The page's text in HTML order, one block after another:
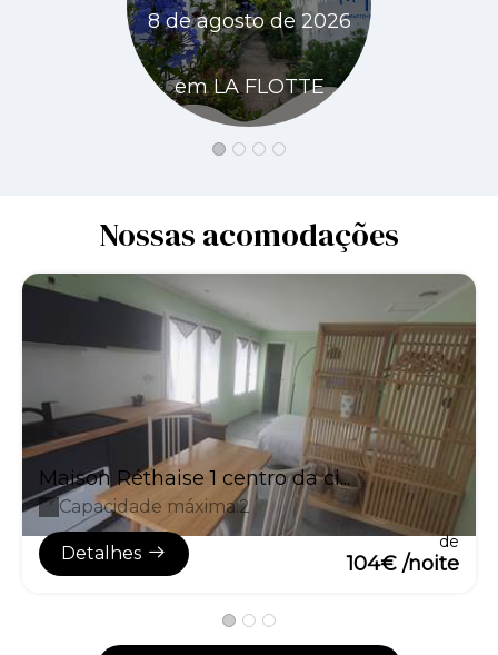
8 de agosto de 2026
em LA FLOTTE
Nossas acomodações
Maison Réthaise 1 centro da ci...
Capacidade máxima:2
Detalhes
de
104€ /noite